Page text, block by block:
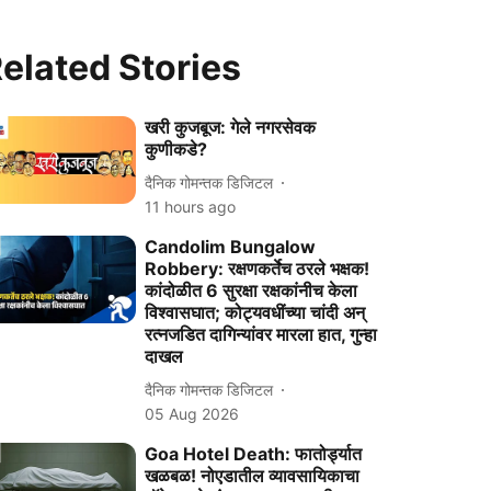
Stories
खरी कुजबूज: गेले नगरसेवक
कुणीकडे?
दैनिक गोमन्तक डिजिटल
11 hours ago
Candolim Bungalow
Robbery: रक्षणकर्तेच ठरले भक्षक!
कांदोळीत 6 सुरक्षा रक्षकांनीच केला
विश्वासघात; कोट्यवधींच्या चांदी अन्
रत्नजडित दागिन्यांवर मारला हात, गुन्हा
दाखल
दैनिक गोमन्तक डिजिटल
05 Aug 2026
Goa Hotel Death: फातोर्ड्यात
खळबळ! नोएडातील व्यावसायिकाचा